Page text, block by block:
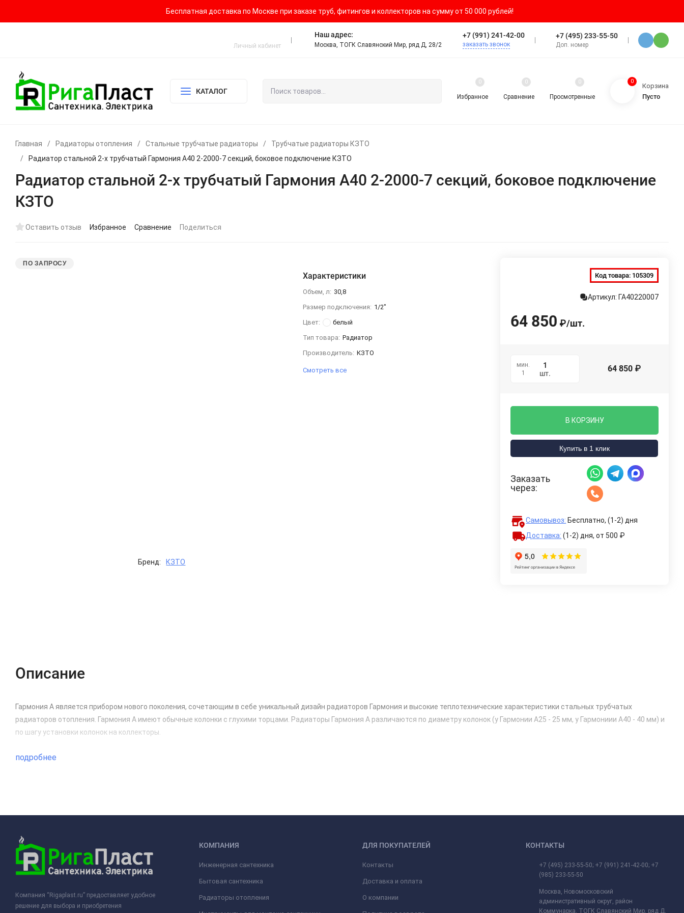
Бесплатная доставка по Москве при заказе труб, фитингов и коллекторов на сумму от 50 000 рублей!
Личный кабинет
Наш адрес:
Москва, ТОГК Славянский Мир, ряд Д, 28/2
+7 (991) 241-42-00
заказать звонок
+7 (495) 233-55-50
Доп. номер
КАТАЛОГ
Избранное
0
Сравнение
0
Просмотренные
0 0
Корзина
Пусто
Главная / Радиаторы отопления / Стальные трубчатые радиаторы /
Трубчатые радиаторы КЗТО
/
Радиатор стальной 2-х трубчатый Гармония А40 2-2000-7 секций, боковое подключение КЗТО
Радиатор стальной 2-х трубчатый Гармония А40 2-2000-7 секций, боковое подключение
КЗТО
Оставить отзыв Избранное Сравнение Поделиться
ПО ЗАПРОСУ
Бренд: КЗТО
Характеристики
Объем, л: 30,8
Размер подключения: 1/2"
Цвет:
белый
Тип товара: Радиатор
Производитель: КЗТО
Смотреть все
Код товара: 105309
Артикул: ГА40220007
64 850 ₽/шт.
мин.
1
шт. 64 850 ₽
В КОРЗИНУ
Купить в 1 клик
Заказать
через:
Самовывоз: Бесплатно, (1-2) дня
Доставка: (1-2) дня,от 500 ₽
Описание
Гармония А является прибором нового поколения, сочетающим в себе уникальный дизайн радиаторов Гармония и высокие теплотехнические характеристики стальных трубчатых
радиаторов отопления. Гармония А имеют обычные колонки с глухими торцами. Радиаторы Гармония А различаются по диаметру колонок (у Гармонии А25 - 25 мм, у Гармониии А40 - 40 мм) и
по шагу установки колонок на коллекторы.
подробнее
Компания “Rigaplast.ru” предоставляет удобное
решение для выбора и приобретения
КОМПАНИЯ
Инженерная сантехника
Бытовая сантехника
Радиаторы отопления
ДЛЯ ПОКУПАТЕЛЕЙ
Контакты
Доставка и оплата
О компании
КОНТАКТЫ
+7 (495) 233-55-50; +7 (991) 241-42-00; +7
(985) 233-55-50
Москва, Новомосковский
административный округ, район
Коммунарка, ТОГК Славянский Мир, ряд Д,